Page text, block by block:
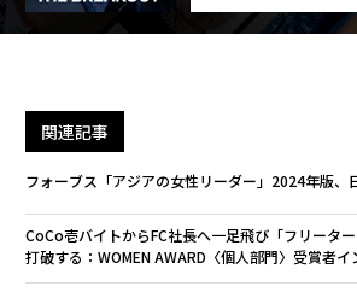
関連記事
フォーブス「アジアの女性リーダー」2024年版、
CoCo壱バイトからFC社長へ一足飛び「フリータ
打破する：WOMEN AWARD〈個人部門〉受賞者イ